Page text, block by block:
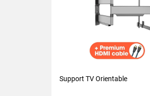
Support TV Orientable